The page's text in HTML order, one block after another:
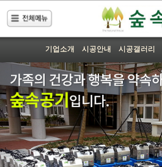
기업소개 시공안내 시공갤러리